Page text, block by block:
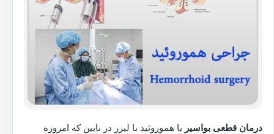
درمان قطعی بواسیر یا هموروئید با لیزر در نایین که امروزه